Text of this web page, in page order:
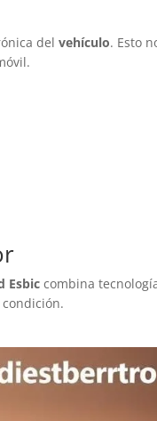
delvehículo. Esto
Esbic combina